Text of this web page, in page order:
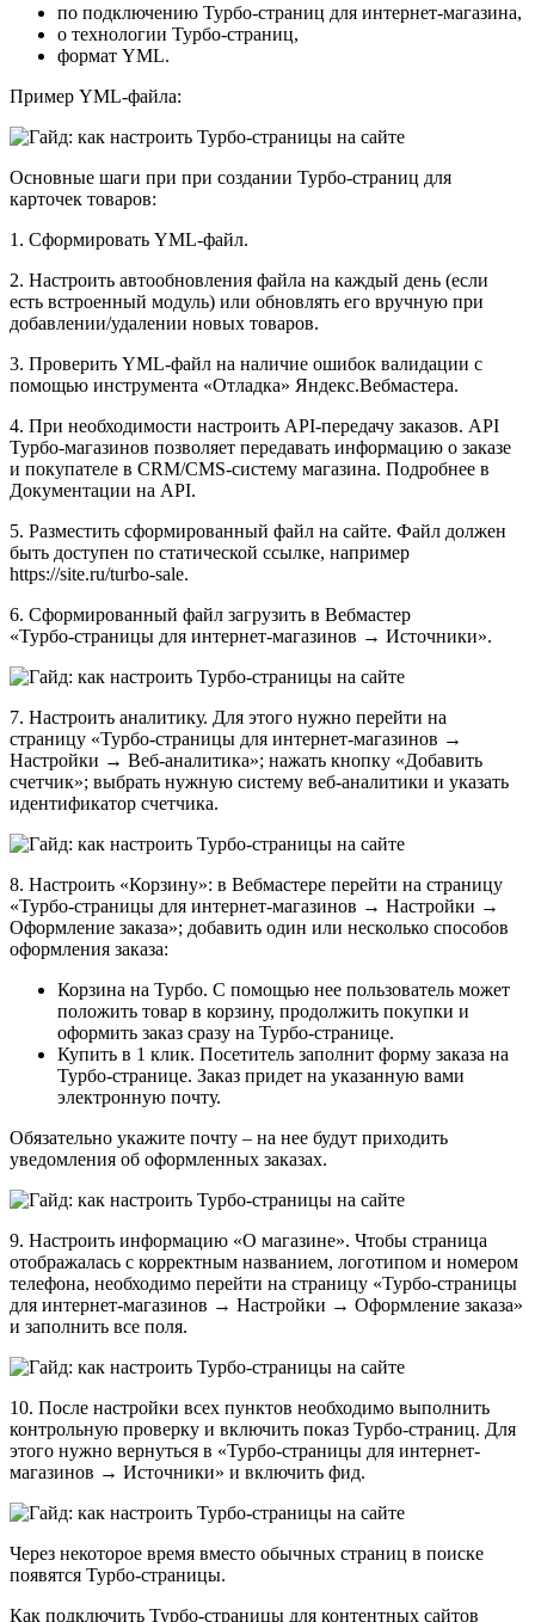
по подключению Турбо-страниц для интернет-магазина,
о технологии Турбо-страниц,
формат YML.
Пример YML-файла:
Основные шаги при при создании Турбо-страниц для
карточек товаров:
1. Сформировать YML-файл.
2. Настроить автообновления файла на каждый день (если
есть встроенный модуль) или обновлять его вручную при
добавлении/удалении новых товаров.
3. Проверить YML-файл на наличие ошибок валидации с
помощью инструмента «Отладка» Яндекс.Вебмастера.
4. При необходимости настроить API-передачу заказов. API
Турбо-магазинов позволяет передавать информацию о заказе
и покупателе в CRM/CMS-систему магазина. Подробнее в
Документации на API.
5. Разместить сформированный файл на сайте. Файл должен
быть доступен по статической ссылке, например
https://site.ru/turbo-sale.
6. Сформированный файл загрузить в Вебмастер
«Турбо‑страницы для интернет-магазинов → Источники».
7. Настроить аналитику. Для этого нужно перейти на
страницу «Турбо‑страницы для интернет-магазинов →
Настройки → Веб‑аналитика»; нажать кнопку «Добавить
счетчик»; выбрать нужную систему веб-аналитики и указать
идентификатор счетчика.
8. Настроить «Корзину»: в Вебмастере перейти на страницу
«Турбо‑страницы для интернет-магазинов → Настройки →
Оформление заказа»; добавить один или несколько способов
оформления заказа:
Корзина на Турбо. С помощью нее пользователь может
положить товар в корзину, продолжить покупки и
оформить заказ сразу на Турбо‑странице.
Купить в 1 клик. Посетитель заполнит форму заказа на
Турбо‑странице. Заказ придет на указанную вами
электронную почту.
Обязательно укажите почту – на нее будут приходить
уведомления об оформленных заказах.
9. Настроить информацию «О магазине». Чтобы страница
отображалась с корректным названием, логотипом и номером
телефона, необходимо перейти на страницу «Турбо‑страницы
для интернет-магазинов → Настройки → Оформление заказа»
и заполнить все поля.
10. После настройки всех пунктов необходимо выполнить
контрольную проверку и включить показ Турбо-страниц. Для
этого нужно вернуться в «Турбо‑страницы для интернет-
магазинов → Источники» и включить фид.
Через некоторое время вместо обычных страниц в поиске
появятся Турбо-страницы.
Как подключить Турбо-страницы для контентных сайтов